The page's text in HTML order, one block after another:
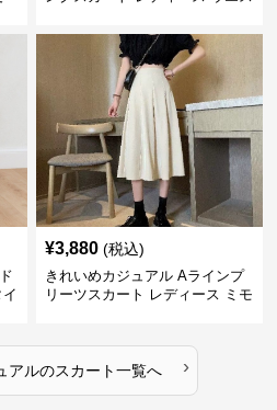
イズ ナチュラル エスニック風
フレアシルエット
¥3,880 (税込)
きれいめカジュアル Aラインプ
リーツスカート レディース ミモ
アルのスカート一覧へ ›